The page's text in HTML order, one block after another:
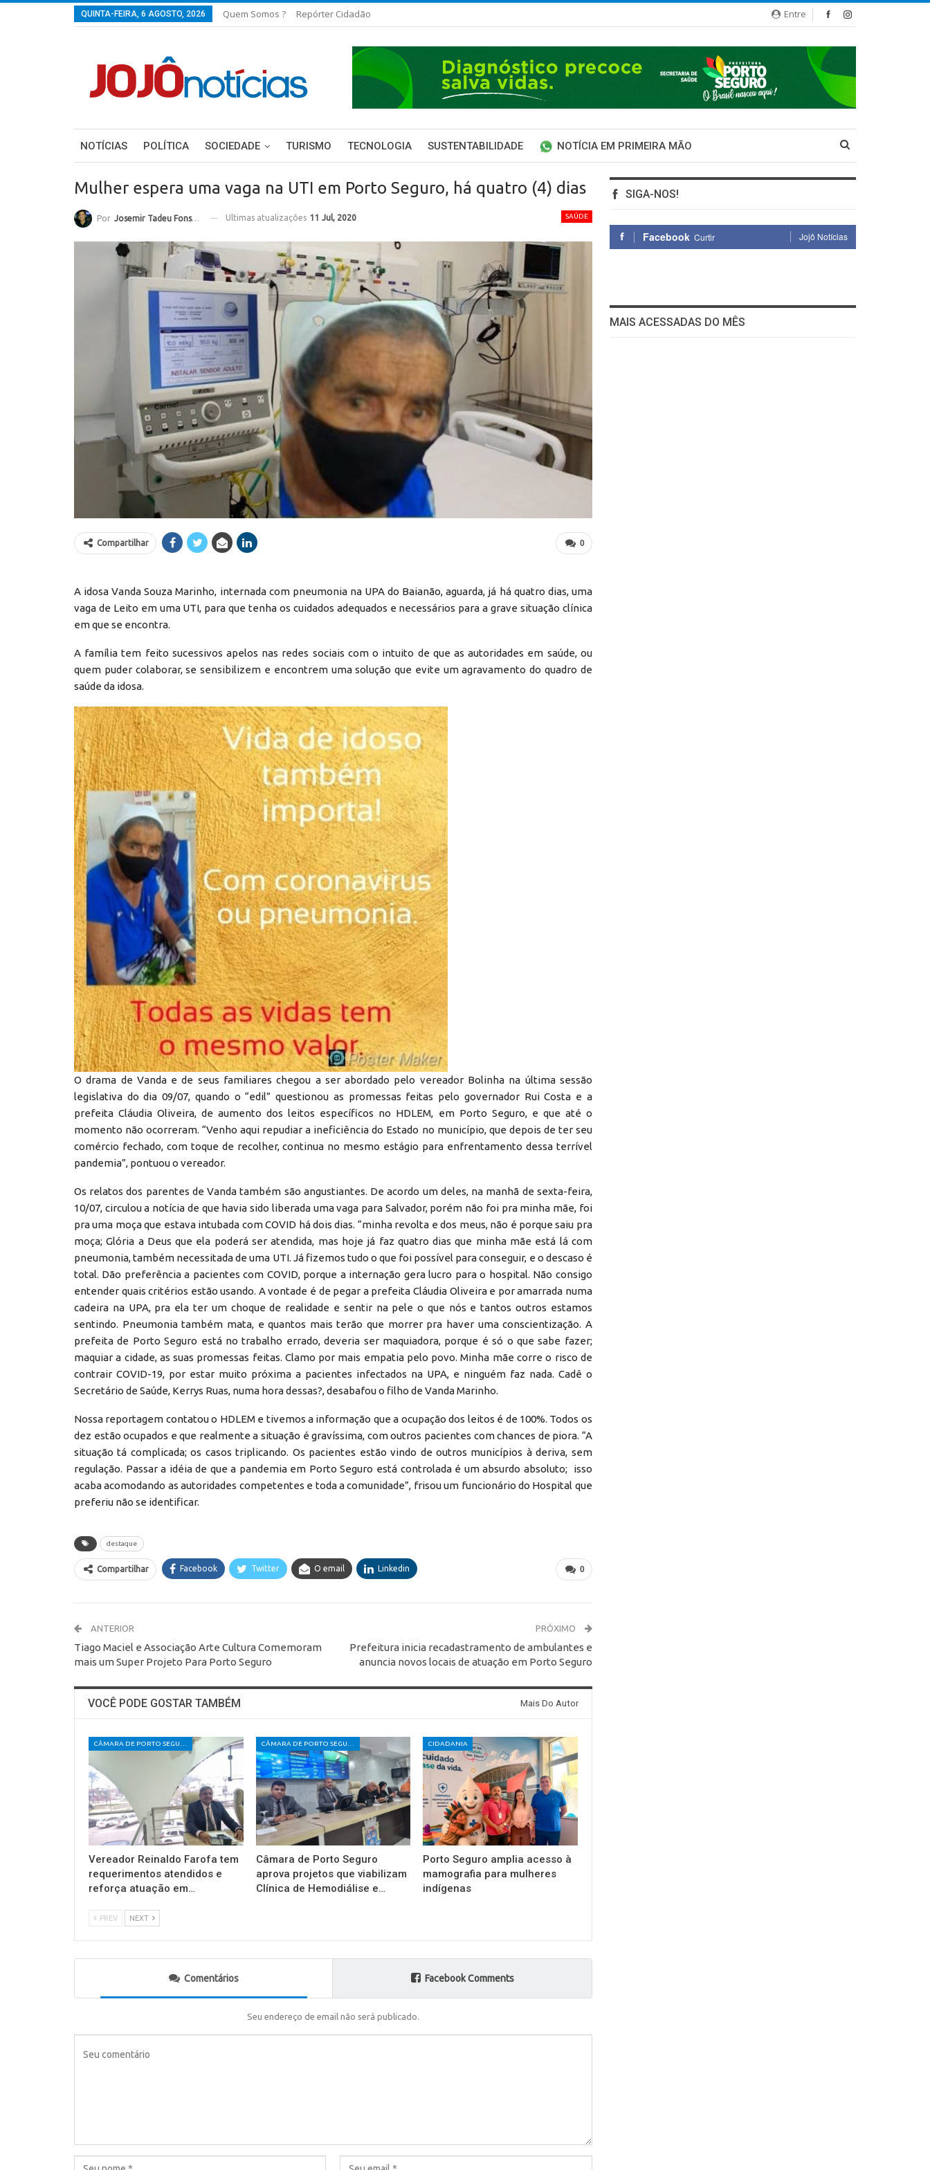
Entre
QUINTA-FEIRA, 6 AGOSTO, 2026 Quem Somos ? Repórter Cidadão
NOTÍCIAS POLÍTICA SOCIEDADE TURISMO TECNOLOGIA SUSTENTABILIDADE NOTÍCIA EM PRIMEIRA MÃO
Mulher espera uma vaga na UTI em Porto Seguro, há quatro (4) dias
SAÚDE
Por Josemir Tadeu Fonseca Ultimas atualizações 11 Jul, 2020
0
Compartilhar
A idosa Vanda Souza Marinho, internada com pneumonia na UPA do Baianão, aguarda, já há quatro dias, uma
vaga de Leito em uma UTI, para que tenha os cuidados adequados e necessários para a grave situação clínica
em que se encontra.
A família tem feito sucessivos apelos nas redes sociais com o intuito de que as autoridades em saúde, ou
quem puder colaborar, se sensibilizem e encontrem uma solução que evite um agravamento do quadro de
saúde da idosa.
O drama de Vanda e de seus familiares chegou a ser abordado pelo vereador Bolinha na última sessão
legislativa do dia 09/07, quando o “edil” questionou as promessas feitas pelo governador Rui Costa e a
prefeita Cláudia Oliveira, de aumento dos leitos específicos no HDLEM, em Porto Seguro, e que até o
momento não ocorreram. “Venho aqui repudiar a ineficiência do Estado no município, que depois de ter seu
comércio fechado, com toque de recolher, continua no mesmo estágio para enfrentamento dessa terrível
pandemia”, pontuou o vereador.
Os relatos dos parentes de Vanda também são angustiantes. De acordo um deles, na manhã de sexta-feira,
10/07, circulou a notícia de que havia sido liberada uma vaga para Salvador, porém não foi pra minha mãe, foi
pra uma moça que estava intubada com COVID há dois dias. “minha revolta e dos meus, não é porque saiu pra
moça; Glória a Deus que ela poderá ser atendida, mas hoje já faz quatro dias que minha mãe está lá com
pneumonia, também necessitada de uma UTI. Já fizemos tudo o que foi possível para conseguir, e o descaso é
total. Dão preferência a pacientes com COVID, porque a internação gera lucro para o hospital. Não consigo
entender quais critérios estão usando. A vontade é de pegar a prefeita Cláudia Oliveira e por amarrada numa
cadeira na UPA, pra ela ter um choque de realidade e sentir na pele o que nós e tantos outros estamos
sentindo. Pneumonia também mata, e quantos mais terão que morrer pra haver uma conscientização. A
prefeita de Porto Seguro está no trabalho errado, deveria ser maquiadora, porque é só o que sabe fazer;
maquiar a cidade, as suas promessas feitas. Clamo por mais empatia pelo povo. Minha mãe corre o risco de
contrair COVID-19, por estar muito próxima a pacientes infectados na UPA, e ninguém faz nada. Cadê o
Secretário de Saúde, Kerrys Ruas, numa hora dessas?, desabafou o filho de Vanda Marinho.
Nossa reportagem contatou o HDLEM e tivemos a informação que a ocupação dos leitos é de 100%. Todos os
dez estão ocupados e que realmente a situação é gravíssima, com outros pacientes com chances de piora. “A
situação tá complicada; os casos triplicando. Os pacientes estão vindo de outros municípios à deriva, sem
regulação. Passar a idéia de que a pandemia em Porto Seguro está controlada é um absurdo absoluto; isso
acaba acomodando as autoridades competentes e toda a comunidade”, frisou um funcionário do Hospital que
preferiu não se identificar.
destaque
0
Compartilhar Facebook Twitter O email Linkedin
ANTERIOR
Tiago Maciel e Associação Arte Cultura Comemoram
mais um Super Projeto Para Porto Seguro
PRÓXIMO
Prefeitura inicia recadastramento de ambulantes e
anuncia novos locais de atuação em Porto Seguro
VOCÊ PODE GOSTAR TAMBÉM Mais Do Autor
Vereador Reinaldo Farofa tem
requerimentos atendidos e
reforça atuação em…
Câmara de Porto Seguro
aprova projetos que viabilizam
Clínica de Hemodiálise e…
CIDADANIA
Porto Seguro amplia acesso à
mamografia para mulheres
indígenas
PREV NEXT
Comentários Facebook Comments
Seu endereço de email não será publicado.
SIGA-NOS!
Facebook Curtir Jojô Notícias
MAIS ACESSADAS DO MÊS